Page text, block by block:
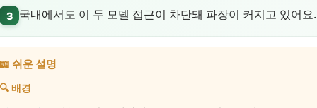
3 국내에서도 이 두 모델 접근이 차단돼 파장이 커지고 있어요.
📖 쉬운 설명
🔍 배경